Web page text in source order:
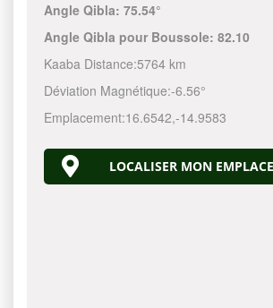
Angle Qibla:75.54°
Angle Qibla pour Boussole:82.10
Kaaba Distance:5764 km
Déviation Magnétique:-6.56°
Emplacement:16.6542,-14.9583
LOCALISER MON